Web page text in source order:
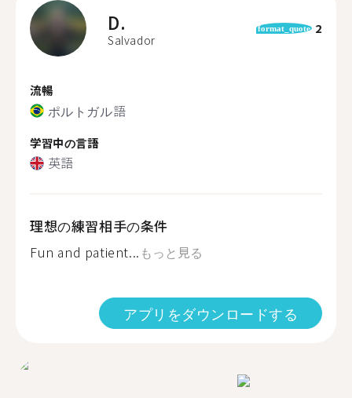
D.
Salvador
format_quote 2
流暢
ポルトガル語
学習中の言語
英語
理想の練習相手の条件
Fun and patient... もっと見る
アプリをダウンロードする